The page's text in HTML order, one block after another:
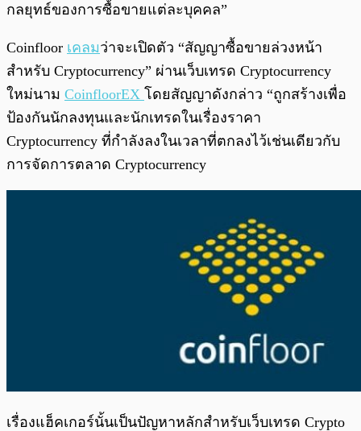
กลยุทธ์ของการซื้อขายแต่ละบุคคล”
Coinfloor เคลมว่าจะเปิดตัว “สัญญาซื้อขายล่วงหน้า
สำหรับ Cryptocurrency” ผ่านเว็บเทรด Cryptocurrency
ใหม่นาม CoinfloorEX โดยสัญญาดังกล่าว “ถูกสร้างเพื่อ
ป้องกันนักลงทุนและนักเทรดในเรื่องราคา
Cryptocurrency ที่กำลังลงในเวลาที่ตกลงไว้เช่นเดียวกับ
การจัดการตลาด Cryptocurrency
เรื่องแฮ็คเกอร์นั้นเป็นปัญหาหลักสำหรับเว็บเทรด Crypto